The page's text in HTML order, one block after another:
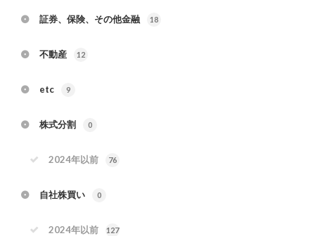
証券、保険、その他金融 18
不動産 12
etc 9
株式分割 0
2024年以前 76
自社株買い 0
2024年以前 127